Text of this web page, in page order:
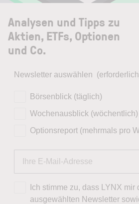
Analysen und Tipps zu
Aktien, ETFs, Optionen
und Co.
Newsletter auswählen
Börsenblick (täglich)
Wochenausblick (wöchentlich)
Optionsreport (mehrmals pro
Ich stimme zu, dass LYNX mir
ausgewählten Newsletter